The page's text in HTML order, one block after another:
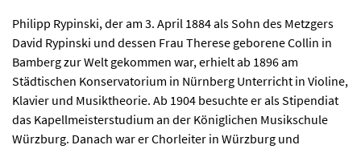
Philipp Rypinski, der am 3. April 1884 als Sohn des Metzgers
David Rypinski und dessen Frau Therese geborene Collin in
Bamberg zur Welt gekommen war, erhielt ab 1896 am
Städtischen Konservatorium in Nürnberg Unterricht in Violine,
Klavier und Musiktheorie. Ab 1904 besuchte er als Stipendiat
das Kapellmeisterstudium an der Königlichen Musikschule
Würzburg. Danach war er Chorleiter in Würzburg und